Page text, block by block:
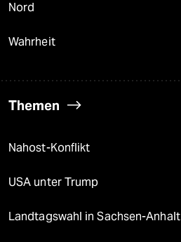
Nord
Wahrheit
Themen
Nahost-Konflikt
USA unter Trump
Landtagswahl in Sachsen-Anhalt